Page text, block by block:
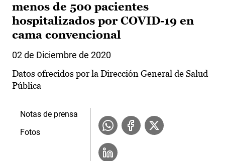
menos de 500 pacientes
hospitalizados por COVID-19 en
cama convencional
02 de Diciembre de 2020
Datos ofrecidos por la Dirección General de Salud
Pública
Notas de prensa
Fotos